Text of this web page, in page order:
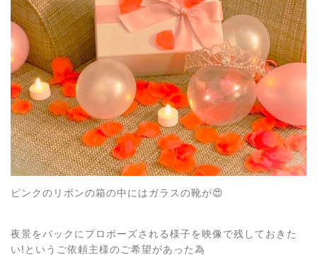
ピンクのリボンの箱の中にはガラスの靴が😍
夜景をバックにプロポーズされる様子を映像で残しておきた
い!というご依頼主様のご希望があった為